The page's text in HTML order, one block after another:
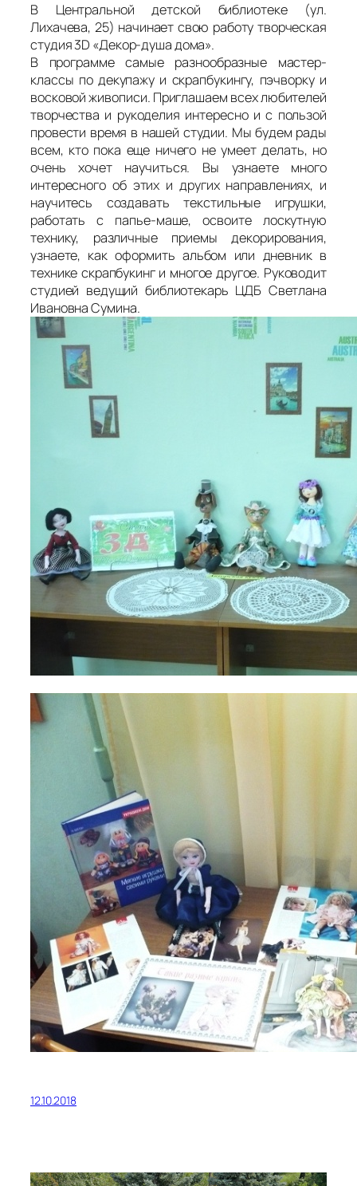
В Центральной детской библиотеке (ул.
Лихачева, 25) начинает свою работу творческая
студия 3D «Декор-душа дома».
В программе самые разнообразные мастер-
классы по декупажу и скрапбукингу, пэчворку и
восковой живописи. Приглашаем всех любителей
творчества и рукоделия интересно и с пользой
провести время в нашей студии. Мы будем рады
всем, кто пока еще ничего не умеет делать, но
очень хочет научиться. Вы узнаете много
интересного об этих и других направлениях, и
научитесь создавать текстильные игрушки,
работать с папье-маше, освоите лоскутную
технику, различные приемы декорирования,
узнаете, как оформить альбом или дневник в
технике скрапбукинг и многое другое. Руководит
студией ведущий библиотекарь ЦДБ Светлана
Ивановна Сумина.
12.10.2018